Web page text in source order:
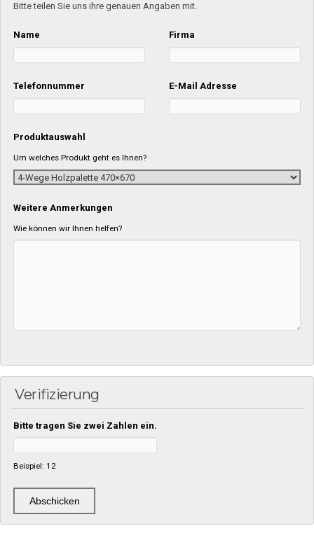
Bitte teilen Sie uns ihre genauen Angaben mit.
Name Firma
Telefonnummer E-Mail Adresse
Produktauswahl
Um welches Produkt geht es Ihnen?
Weitere Anmerkungen
Wie können wir Ihnen helfen?
Verifizierung
Bitte tragen Sie zwei Zahlen ein.
Beispiel: 12